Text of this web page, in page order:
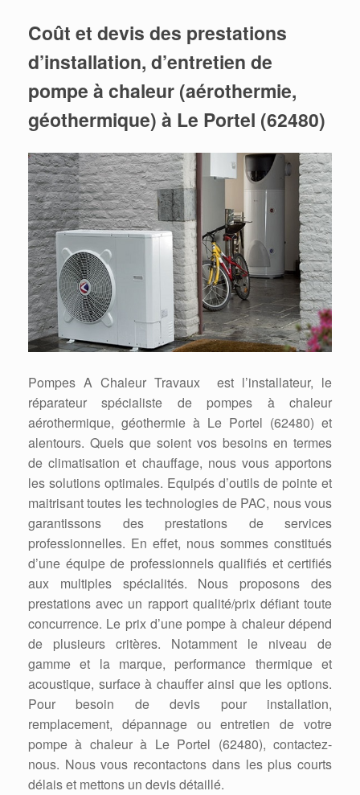
Coût et devis des prestations
d’installation, d’entretien de
pompe à chaleur (aérothermie,
géothermique) à Le Portel (62480)
Pompes A Chaleur Travaux est l’installateur, le
réparateur spécialiste de pompes à chaleur
aérothermique, géothermie à Le Portel (62480) et
alentours. Quels que soient vos besoins en termes
de climatisation et chauffage, nous vous apportons
les solutions optimales. Equipés d’outils de pointe et
maitrisant toutes les technologies de PAC, nous vous
garantissons des prestations de services
professionnelles. En effet, nous sommes constitués
d’une équipe de professionnels qualifiés et certifiés
aux multiples spécialités. Nous proposons des
prestations avec un rapport qualité/prix défiant toute
concurrence. Le prix d’une pompe à chaleur dépend
de plusieurs critères. Notamment le niveau de
gamme et la marque, performance thermique et
acoustique, surface à chauffer ainsi que les options.
Pour besoin de devis pour installation,
remplacement, dépannage ou entretien de votre
pompe à chaleur à Le Portel (62480), contactez-
nous. Nous vous recontactons dans les plus courts
délais et mettons un devis détaillé.